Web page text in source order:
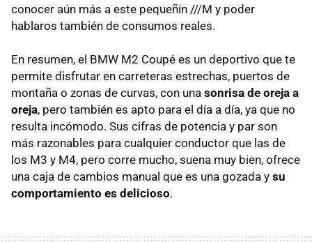
conocer aún más a este pequeñín ///M y poder
hablaros también de consumos reales.
En resumen, el BMW M2 Coupé es un deportivo que te
permite disfrutar en carreteras estrechas, puertos de
montaña o zonas de curvas, con una sonrisa de oreja a
oreja, pero también es apto para el día a día, ya que no
resulta incómodo. Sus cifras de potencia y par son
más razonables para cualquier conductor que las de
los M3 y M4, pero corre mucho, suena muy bien, ofrece
una caja de cambios manual que es una gozada y su
comportamiento es delicioso.